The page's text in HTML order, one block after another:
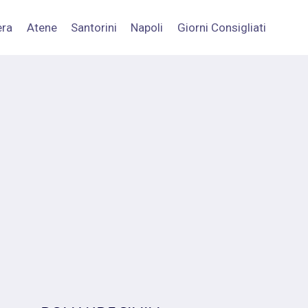
Atene Santorini Napoli Giorni Consigliati